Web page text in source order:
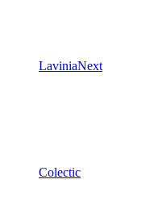
LaviniaNext
Colectic